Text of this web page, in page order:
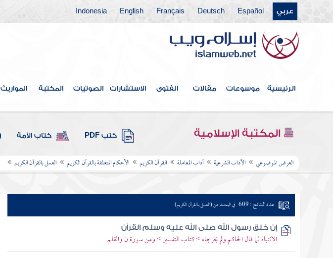
عربي Español
Deutsch
Français
English
Indonesia
الرئيسية موسوعات مقالات الفتوى الاستشارات الصوتيات المكتبة المواريث
المكتبة الإسلامية كتب PDF كتاب الأمة
العرض الموضوعي الآداب الشرعية آداب المعاملة القرآن الكريم الأحكام المتعلقة بالقرآن الكريم العمل بالقرآن الكريم
عدد النتائج : 609 في البحث عن (العمل بالقرآن الكريم)
إن خلق رسول الله صلى الله عليه وسلم القرآن
الانتباه لما قال الحاكم ولم يخرجاه > كتاب التفسير > ومن سورة ن والقلم